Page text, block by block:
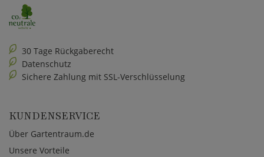
30 Tage Rückgaberecht
Datenschutz
Sichere Zahlung mit SSL-Verschlüsselung
KUNDENSERVICE
Über Gartentraum.de
Unsere Vorteile